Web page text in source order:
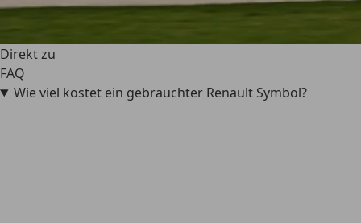
Direkt zu
FAQ
Wie viel kostet ein gebrauchter Renault Symbol?